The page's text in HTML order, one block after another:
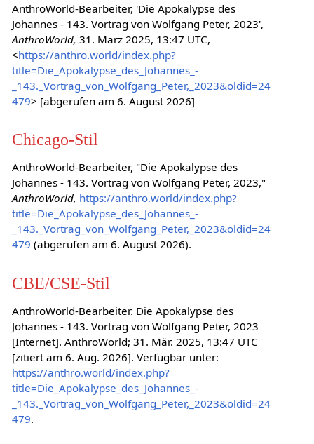
AnthroWorld-Bearbeiter, 'Die Apokalypse des
Johannes - 143. Vortrag von Wolfgang Peter, 2023',
AnthroWorld, 31. März 2025, 13:47 UTC,
<https://anthro.world/index.php?
title=Die_Apokalypse_des_Johannes_-
_143._Vortrag_von_Wolfgang_Peter,_2023&oldid=24
479> [abgerufen am 6. August 2026]
Chicago-Stil
AnthroWorld-Bearbeiter, "Die Apokalypse des
Johannes - 143. Vortrag von Wolfgang Peter, 2023,"
AnthroWorld, https://anthro.world/index.php?
title=Die_Apokalypse_des_Johannes_-
_143._Vortrag_von_Wolfgang_Peter,_2023&oldid=24
479 (abgerufen am 6. August 2026).
CBE/CSE-Stil
AnthroWorld-Bearbeiter. Die Apokalypse des
Johannes - 143. Vortrag von Wolfgang Peter, 2023
[Internet]. AnthroWorld; 31. Mär. 2025, 13:47 UTC
[zitiert am 6. Aug. 2026]. Verfügbar unter:
https://anthro.world/index.php?
title=Die_Apokalypse_des_Johannes_-
_143._Vortrag_von_Wolfgang_Peter,_2023&oldid=24
479.